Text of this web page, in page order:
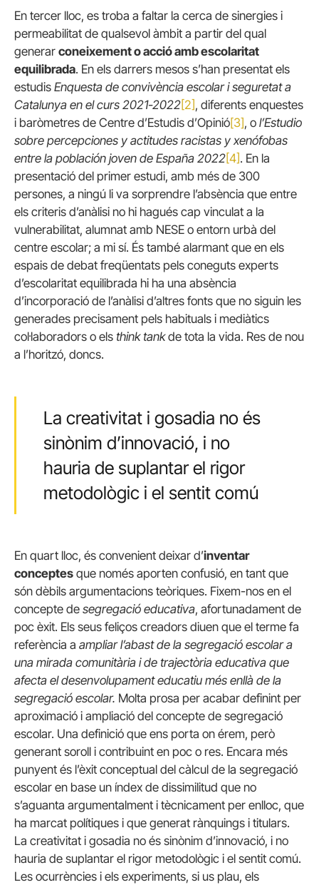
En tercer lloc, es troba a faltar la cerca de sinergies i
permeabilitat de qualsevol àmbit a partir del qual
generar coneixement o acció amb escolaritat
equilibrada. En els darrers mesos s’han presentat els
estudis Enquesta de convivència escolar i seguretat a
Catalunya en el curs 2021-2022 [2] , diferents enquestes
i baròmetres de Centre d’Estudis d’Opinió[3], o l’Estudio
sobre percepciones y actitudes racistas y xenófobas
entre la población joven de España 2022 [4] . En la
presentació del primer estudi, amb més de 300
persones, a ningú li va sorprendre l’absència que entre
els criteris d’anàlisi no hi hagués cap vinculat a la
vulnerabilitat, alumnat amb NESE o entorn urbà del
centre escolar; a mi sí. És també alarmant que en els
espais de debat freqüentats pels coneguts experts
d’escolaritat equilibrada hi ha una absència
d’incorporació de l’anàlisi d’altres fonts que no siguin les
generades precisament pels habituals i mediàtics
col·laboradors o els think tankde tota la vida. Res de nou
a l’horitzó, doncs.
La creativitat i gosadia no és
sinònim d’innovació, i no
hauria de suplantar el rigor
metodològic i el sentit comú
En quart lloc, és convenient deixar d’inventar
conceptes que només aporten confusió, en tant que
són dèbils argumentacions teòriques. Fixem-nos en el
concepte de segregació educativa, afortunadament de
poc èxit. Els seus feliços creadors diuen que el terme fa
referència a ampliar l’abast de la segregació escolar a
una mirada comunitària i de trajectòria educativa que
afecta el desenvolupament educatiu més enllà de la
segregació escolar. Molta prosa per acabar definint per
aproximació i ampliació del concepte de segregació
escolar. Una definició que ens porta on érem, però
generant soroll i contribuint en poc o res. Encara més
punyent és l’èxit conceptual del càlcul de la segregació
escolar en base un índex de dissimilitud que no
s’aguanta argumentalment i tècnicament per enlloc, que
ha marcat polítiques i que generat rànquings i titulars.
La creativitat i gosadia no és sinònim d’innovació, i no
hauria de suplantar el rigor metodològic i el sentit comú.
Les ocurrències i els experiments, si us plau, els